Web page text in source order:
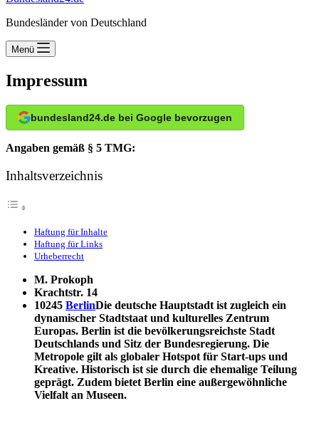
Bundesländer von Deutschland
Menü
Impressum
bundesland24.de bei Google bevorzugen
Angaben gemäß § 5 TMG:
Inhaltsverzeichnis
Haftung für Inhalte
Haftung für Links
Urheberrecht
M. Prokoph
Krachtstr. 14
10245 BerlinDie deutsche Hauptstadt ist zugleich ein
dynamischer Stadtstaat und kulturelles Zentrum
Europas. Berlin ist die bevölkerungsreichste Stadt
Deutschlands und Sitz der Bundesregierung. Die
Metropole gilt als globaler Hotspot für Start-ups und
Kreative. Historisch ist sie durch die ehemalige Teilung
geprägt. Zudem bietet Berlin eine außergewöhnliche
Vielfalt an Museen.